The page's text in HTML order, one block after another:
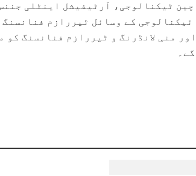
ٹیکنالوجی، آرٹیفیشل اینٹلی
کے وسائل ٹیررازم فنانسنگ
منی لانڈرنگ و ٹیررازم فنانسنگ کو